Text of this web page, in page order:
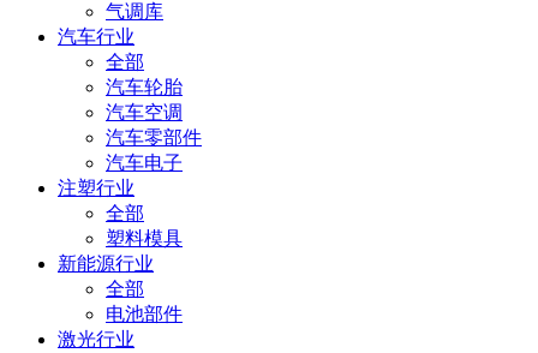
气调库
汽车行业
全部
汽车轮胎
汽车空调
汽车零部件
汽车电子
注塑行业
全部
塑料模具
新能源行业
全部
电池部件
激光行业